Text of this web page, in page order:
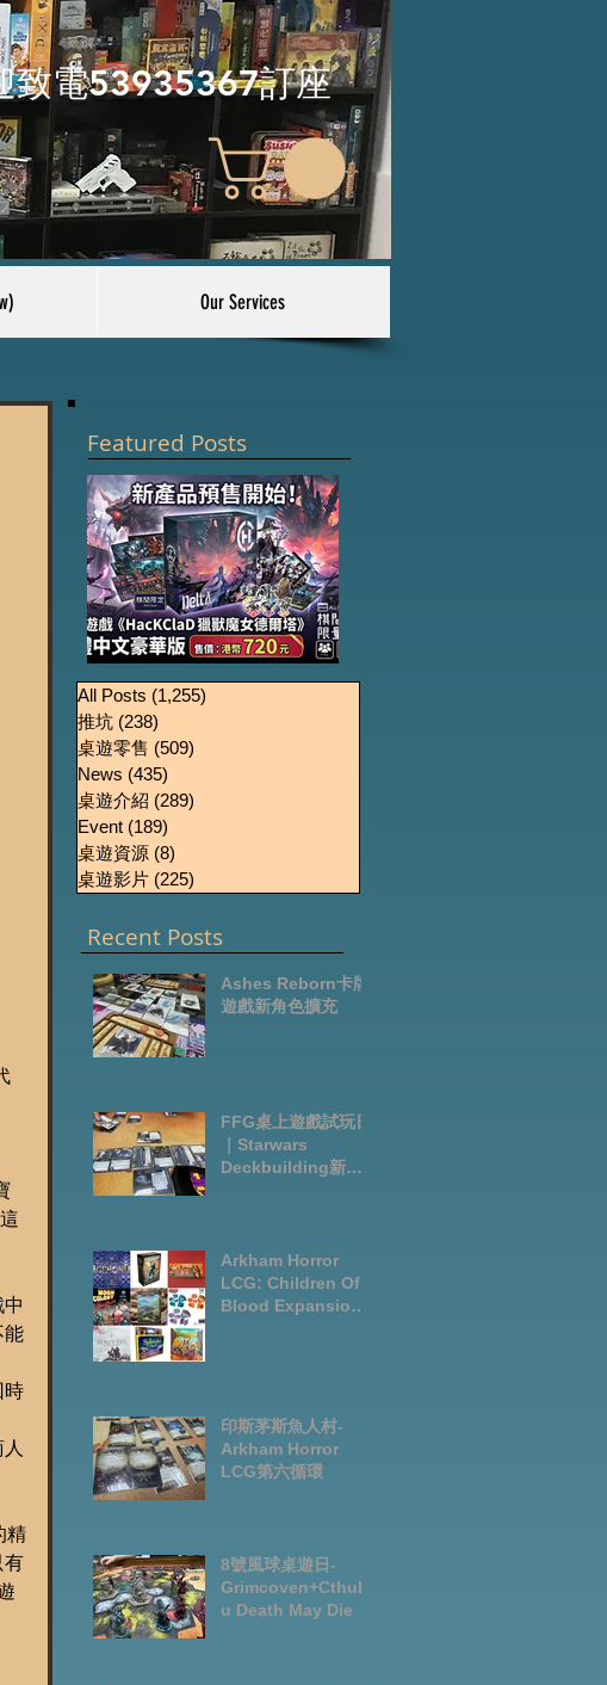
致電53935367訂座
Our Services
能
時
精
有
Featured Posts
《HacKClaD獵獸魔女
德爾塔》繁體中文豪
華版開放預售
All Posts (1,255)
推坑 (238)
桌遊零售 (509)
News (435)
桌遊介紹 (289)
Event (189)
桌遊資源 (8)
桌遊影片 (225)
Recent Posts
Ashes Reborn卡牌
遊戲新角色擴充
FFG桌上遊戲試玩日
｜Starwars
Deckbuilding新擴
deck
Arkham Horror
LCG: Children Of
Blood Expansion
印斯茅斯魚人村-
Arkham Horror
LCG第六循環
8號風球桌遊日-
Grimcoven+Cthulh
u Death May Die